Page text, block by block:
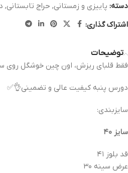
دسته: پاییزی و زمستانی, حراج تابستانی,
اشتراک گذاری:
توضیحات
فقط قلبای ریزش، اون چین خوشگل
دورس پنبه کیفیت عالی و تضمینی👌✅
سایزبندی:
سایز ۴۰
قد بلوز ۴۱
عرض سینه ۳۰